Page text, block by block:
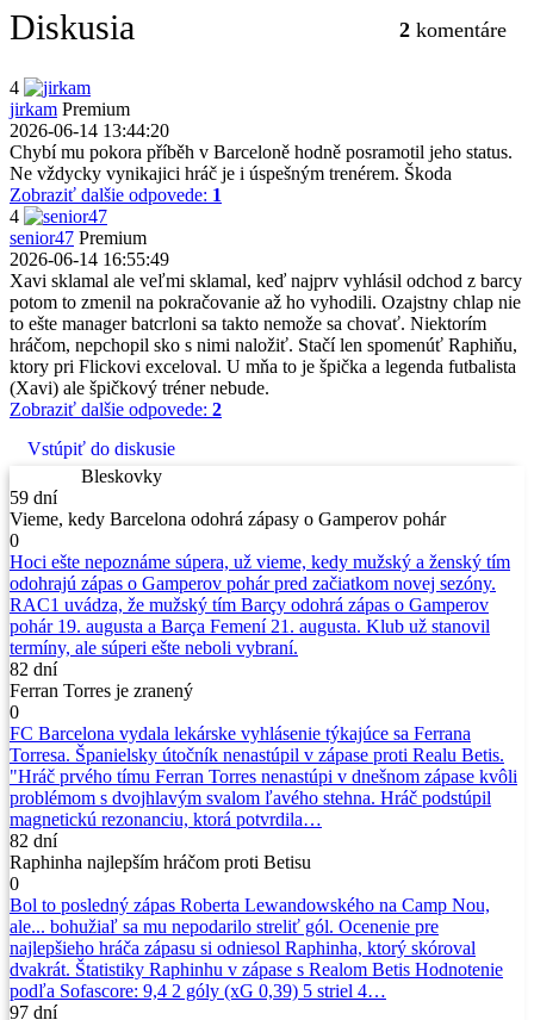
Diskusia 2 komentáre
4
jirkam Premium
2026-06-14 13:44:20
Chybí mu pokora příběh v Barceloně hodně posramotil jeho status.
Ne vždycky vynikajici hráč je i úspešným trenérem. Škoda
Zobraziť dalšie odpovede: 1
4
senior47 Premium
2026-06-14 16:55:49
Xavi sklamal ale veľmi sklamal, keď najprv vyhlásil odchod z barcy
potom to zmenil na pokračovanie až ho vyhodili. Ozajstny chlap nie
to ešte manager batcrloni sa takto nemože sa chovať. Niektorím
hráčom, nepchopil sko s nimi naložiť. Stačí len spomenúť Raphiňu,
ktory pri Flickovi exceloval. U mňa to je špička a legenda futbalista
(Xavi) ale špičkový tréner nebude.
Zobraziť dalšie odpovede: 2
Vstúpiť do diskusie
Bleskovky
59 dní
Vieme, kedy Barcelona odohrá zápasy o Gamperov pohár
0
Hoci ešte nepoznáme súpera, už vieme, kedy mužský a ženský tím
odohrajú zápas o Gamperov pohár pred začiatkom novej sezóny.
RAC1 uvádza, že mužský tím Barçy odohrá zápas o Gamperov
pohár 19. augusta a Barça Femení 21. augusta. Klub už stanovil
termíny, ale súperi ešte neboli vybraní.
82 dní
Ferran Torres je zranený
0
FC Barcelona vydala lekárske vyhlásenie týkajúce sa Ferrana
Torresa. Španielsky útočník nenastúpil v zápase proti Realu Betis.
"Hráč prvého tímu Ferran Torres nenastúpi v dnešnom zápase kvôli
problémom s dvojhlavým svalom ľavého stehna. Hráč podstúpil
magnetickú rezonanciu, ktorá potvrdila…
82 dní
Raphinha najlepším hráčom proti Betisu
0
Bol to posledný zápas Roberta Lewandowského na Camp Nou,
ale... bohužiaľ sa mu nepodarilo streliť gól. Ocenenie pre
najlepšieho hráča zápasu si odniesol Raphinha, ktorý skóroval
dvakrát. Štatistiky Raphinhu v zápase s Realom Betis Hodnotenie
podľa Sofascore: 9,4 2 góly (xG 0,39) 5 striel 4…
97 dní